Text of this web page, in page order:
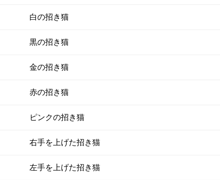
白の招き猫
黒の招き猫
金の招き猫
赤の招き猫
ピンクの招き猫
右手を上げた招き猫
左手を上げた招き猫